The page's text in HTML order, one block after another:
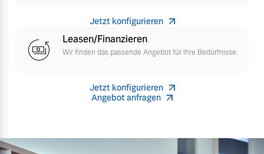
Jetzt kennenlernen
Finanzierung & Leasing
Versicherung
Jetzt konfigurieren
Leasen/Finanzieren
Wir finden das passende Angebot für Ihre Bedürfnisse.
Jetzt konfigurieren
Angebot anfragen